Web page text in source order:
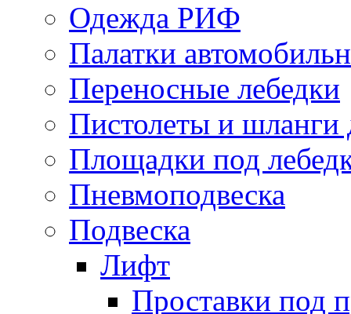
Одежда РИФ
Палатки
Переносные лебедки
Пистолеты и шланги
Площадки под
Пневмоподвеска
Подвеска
Лифт
Проставки под